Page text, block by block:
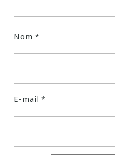
Nom *
E-mail *